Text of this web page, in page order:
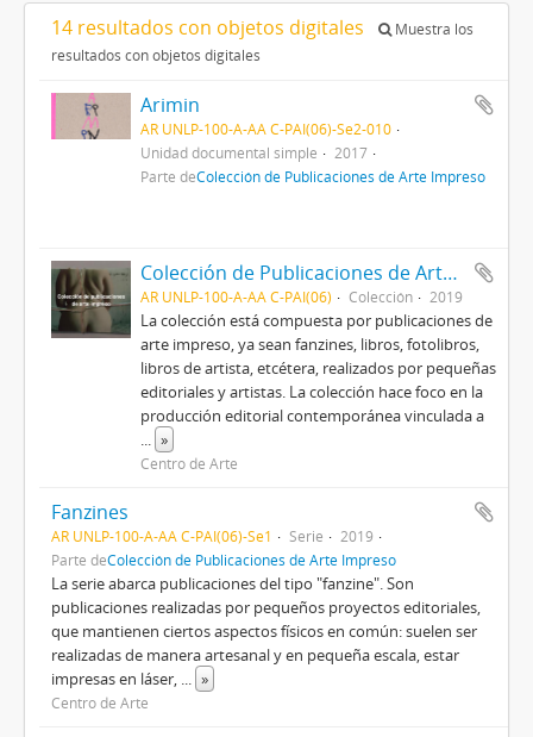
14 resultados con objetos digitales
Muestra los
resultados con objetos digitales
Arimin
AR UNLP-100-A-AA C-PAI(06)-Se2-010
Unidad documental simple
2017
Parte deColección de Publicaciones de Arte Impreso
Colección de Publicaciones de Arte Impreso
AR UNLP-100-A-AA C-PAI(06) Colección 2019
La colección está compuesta por publicaciones de
arte impreso, ya sean fanzines, libros, fotolibros,
libros de artista, etcétera, realizados por pequeñas
editoriales y artistas. La colección hace foco en la
producción editorial contemporánea vinculada a
... »
Centro de Arte
Fanzines
AR UNLP-100-A-AA C-PAI(06)-Se1 Serie
2019
Parte deColección de Publicaciones de Arte Impreso
La serie abarca publicaciones del tipo "fanzine". Son
publicaciones realizadas por pequeños proyectos editoriales,
que mantienen ciertos aspectos físicos en común: suelen ser
realizadas de manera artesanal y en pequeña escala, estar
impresas en láser, ... »
Centro de Arte